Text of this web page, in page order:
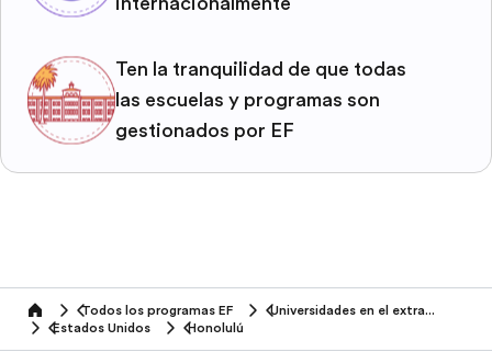
Ten la tranquilidad de que todas
las escuelas y programas son
gestionados por EF
home Todos los programas EF
Universidades en el extranjero
Estados Unidos
Honolulú